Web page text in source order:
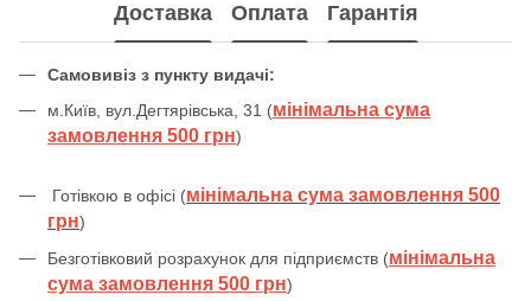
Доставка Оплата Гарантія
Самовивіз з пункту видачі:
м.Київ, вул.Дегтярівська, 31 (мінімальна сума
замовлення 500 грн)
Готівкою в офісі (мінімальна сума замовлення 500
грн)
Безготівковий розрахунок для підприємств (мінімальна
сума замовлення 500 грн)